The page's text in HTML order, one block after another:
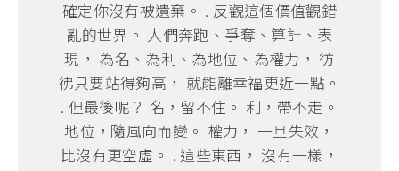
確定你沒有被遺棄。 . 反觀這個價值觀錯
亂的世界。 人們奔跑、爭奪、算計、表
現， 為名、為利、為地位、為權力， 彷
彿只要站得夠高， 就能離幸福更近一點。
. 但最後呢？ 名，留不住。 利，帶不走。
地位，隨風向而變。 權力， 一旦失效，
比沒有更空虛。 . 這些東西， 沒有一樣，